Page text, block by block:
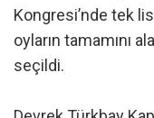
Kongresi’nde tek
oyların tamamını
seçildi.